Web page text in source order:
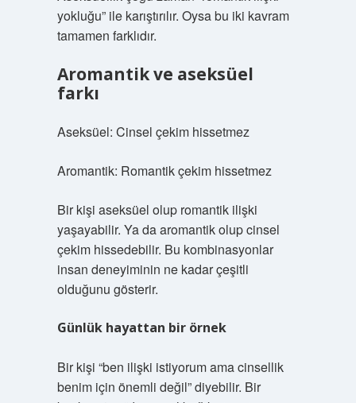
yokluğu” ile karıştırılır. Oysa bu iki kavram
tamamen farklıdır.
Aromantik ve aseksüel
farkı
Aseksüel: Cinsel çekim hissetmez
Aromantik: Romantik çekim hissetmez
Bir kişi aseksüel olup romantik ilişki
yaşayabilir. Ya da aromantik olup cinsel
çekim hissedebilir. Bu kombinasyonlar
insan deneyiminin ne kadar çeşitli
olduğunu gösterir.
Günlük hayattan bir örnek
Bir kişi “ben ilişki istiyorum ama cinsellik
benim için önemli değil” diyebilir. Bir